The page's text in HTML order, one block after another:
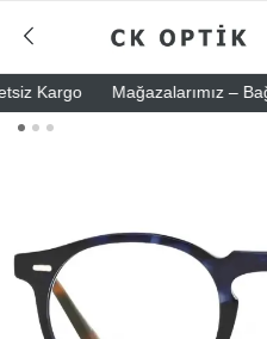
Kargo Mağazalarımız –